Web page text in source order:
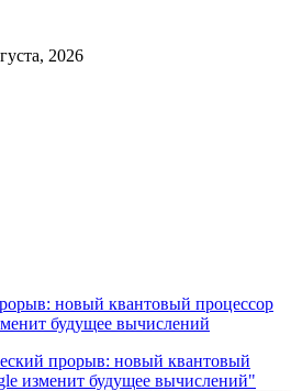
2026
новый квантовый процессор
будущее вычислений
прорыв: новый квантовый
изменит будущее вычислений"